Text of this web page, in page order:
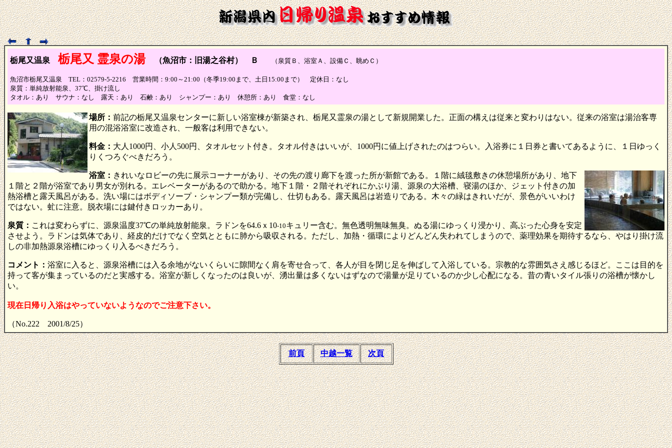
栃尾又温泉 栃尾又 霊泉の湯 （魚沼市：旧湯之谷村） Ｂ （泉質Ｂ、浴室Ａ、設備Ｃ、眺めＣ）
魚沼市栃尾又温泉 TEL：02579-5-2216 営業時間：9:00～21:00（冬季19:00まで、土日15:00まで） 定休日：なし
泉質：単純放射能泉、37℃、掛け流し
タオル：あり サウナ：なし 露天：あり 石鹸：あり シャンプー：あり 休憩所：あり 食堂：なし
場所： 前記の栃尾又温泉センターに新しい浴室棟が新築され、栃尾又霊泉の湯として新規開業した。正面の構えは従来と変わりはない。従来の浴室は湯治客専
用の混浴浴室に改造され、一般客は利用できない。
料金： 大人1000円、小人500円、タオルセット付き。タオル付きはいいが、1000円に値上げされたのはつらい。入浴券に１日券と書いてあるように、１日ゆっく
りくつろぐべきだろう。
浴室： きれいなロビーの先に展示コーナーがあり、その先の渡り廊下を渡った所が新館である。１階に絨毯敷きの休憩場所があり、地下
１階と２階が浴室であり男女が別れる。エレベーターがあるので助かる。地下１階・２階それぞれにかぶり湯、源泉の大浴槽、寝湯のほか、ジェット付きの加
熱浴槽と露天風呂がある。洗い場にはボディソープ・シャンプー類が完備し、仕切もある。露天風呂は岩造りである。木々の緑はきれいだが、景色がいいわけ
ではない。虻に注意。脱衣場には鍵付きロッカーあり。
泉質： これは変わらずに、源泉温度37℃の単純放射能泉。ラドンを64.6ｘ10-10キュリー含む。無色透明無味無臭。ぬる湯にゆっくり浸かり、高ぶった心身を安定
させよう。ラドンは気体であり、経皮的だけでなく空気とともに肺から吸収される。ただし、加熱・循環によりどんどん失われてしまうので、薬理効果を期待するなら、やはり掛け流
しの非加熱源泉浴槽にゆっくり入るべきだろう。
コメント： 浴室に入ると、源泉浴槽には入る余地がないくらいに隙間なく肩を寄せ合って、各人が目を閉じ足を伸ばして入浴している。宗教的な雰囲気さえ感じるほど。ここは目的を
持って客が集まっているのだと実感する。浴室が新しくなったのは良いが、湧出量は多くないはずなので湯量が足りているのか少し心配になる。昔の青いタイル張りの浴槽が懐かし
い。
現在日帰り入浴はやっていないようなのでご注意下さい。
（No.222 2001/8/25）
前頁 中越一覧 次頁